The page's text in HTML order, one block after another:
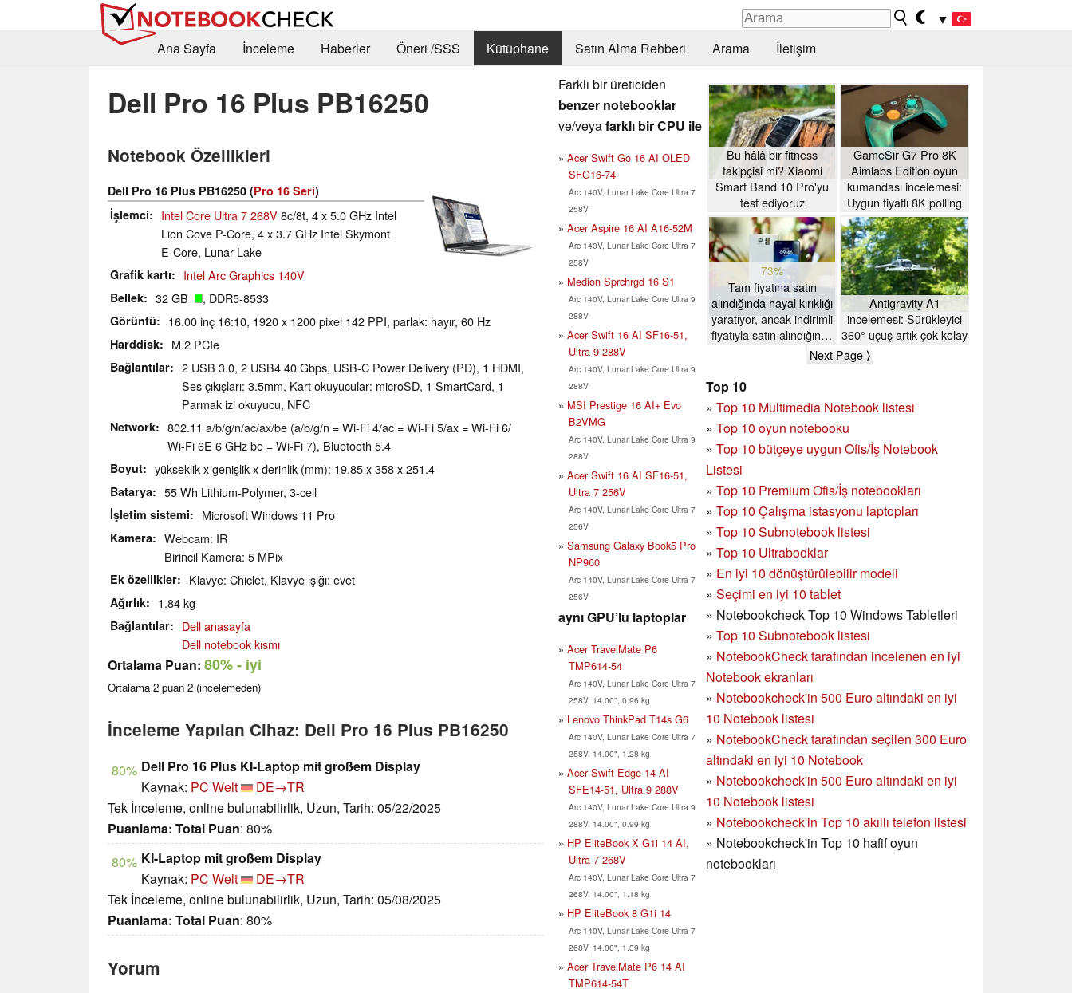
▼
Ana Sayfa
İnceleme Haberler Öneri /SSS Kütüphane Satın Alma Rehberi Arama İletişim
Dell Pro 16 Plus PB16250
Notebook Özellikleri
Dell Pro 16 Plus PB16250 (Pro 16 Seri)
İşlemci
Intel Core Ultra 7 268V8c/8t, 4 x 5.0 GHz Intel
Lion Cove P-Core, 4 x 3.7 GHz Intel Skymont
E-Core, Lunar Lake
Grafik kartı Intel Arc Graphics 140V
Bellek 32 GB , DDR5-8533
Görüntü 16.00 inç 16:10, 1920 x 1200 pixel 142 PPI, parlak: hayır, 60 Hz
Harddisk M.2 PCIe
Bağlantılar
2 USB 3.0, 2 USB4 40 Gbps, USB-C Power Delivery (PD), 1 HDMI,
Ses çıkışları: 3.5mm, Kart okuyucular: microSD, 1 SmartCard, 1
Parmak izi okuyucu, NFC
Network
802.11 a/​b/​g/​n/​ac/​ax/​be (a/b/g/n = Wi-Fi 4/ac = Wi-Fi 5/ax = Wi-Fi 6/
Wi-Fi 6E 6 GHz be = Wi-Fi 7), Bluetooth 5.4
Boyut yükseklik x genişlik x derinlik (mm): 19.85 x 358 x 251.4
Batarya 55 Wh Lithium-Polymer, 3-cell
İşletim sistemi Microsoft Windows 11 Pro
Kamera
Webcam: IR
Birincil Kamera: 5 MPix
Ek özellikler Klavye: Chiclet, Klavye ışığı: evet
Ağırlık 1.84 kg
Bağlantılar
Dell anasayfa
Dell notebook kısmı
Ortalama Puan: 80%- iyi
Ortalama 2 puan 2 (incelemeden)
İnceleme Yapılan Cihaz: Dell Pro 16 Plus PB16250
80% Dell Pro 16 Plus KI-Laptop mit großem Display
Kaynak: PC Welt
DE→TR
Tek İnceleme, online bulunabilirlik, Uzun, Tarih: 05/22/2025
Puanlama: Total Puan: 80%
80% KI-Laptop mit großem Display
Kaynak: PC Welt
DE→TR
Tek İnceleme, online bulunabilirlik, Uzun, Tarih: 05/08/2025
Puanlama: Total Puan: 80%
Yorum
Farklı bir üreticiden
benzer notebooklar
ve/veyafarklı bir CPU ile
Acer Swift Go 16 AI OLED
SFG16-74
Arc 140V, Lunar Lake Core Ultra 7
258V
Acer Aspire 16 AI A16-52M
Arc 140V, Lunar Lake Core Ultra 7
258V
Medion Sprchrgd 16 S1
Arc 140V, Lunar Lake Core Ultra 9
288V
Acer Swift 16 AI SF16-51,
Ultra 9 288V
Arc 140V, Lunar Lake Core Ultra 9
288V
MSI Prestige 16 AI+ Evo
B2VMG
Arc 140V, Lunar Lake Core Ultra 9
288V
Acer Swift 16 AI SF16-51,
Ultra 7 256V
Arc 140V, Lunar Lake Core Ultra 7
256V
Samsung Galaxy Book5 Pro
NP960
Arc 140V, Lunar Lake Core Ultra 7
256V
aynı GPU’lu laptoplar
Acer TravelMate P6
TMP614-54
Arc 140V, Lunar Lake Core Ultra 7
258V, 14.00", 0.96 kg
Lenovo ThinkPad T14s G6
Arc 140V, Lunar Lake Core Ultra 7
258V, 14.00", 1.28 kg
Acer Swift Edge 14 AI
SFE14-51, Ultra 9 288V
Arc 140V, Lunar Lake Core Ultra 9
288V, 14.00", 0.99 kg
HP EliteBook X G1i 14 AI,
Ultra 7 268V
Arc 140V, Lunar Lake Core Ultra 7
268V, 14.00", 1.18 kg
HP EliteBook 8 G1i 14
Arc 140V, Lunar Lake Core Ultra 7
268V, 14.00", 1.39 kg
Acer TravelMate P6 14 AI
TMP614-54T
Bu hâlâ bir fitness
takipçisi mi? Xiaomi
Smart Band 10 Pro'yu
test ediyoruz
GameSir G7 Pro 8K
Aimlabs Edition oyun
kumandası incelemesi:
Uygun fiyatlı 8K polling
73%
Tam fiyatına satın
alındığında hayal kırıklığı
yaratıyor, ancak indirimli
fiyatıyla satın alındığında
değer – Motorola Moto
G47 Akıllı Telefon
İncelemesi
Antigravity A1
incelemesi: Sürükleyici
360° uçuş artık çok kolay
Next Page ⟩
Top 10
» Top 10 Multimedia Notebook listesi
» Top 10 oyun notebooku
» Top 10 bütçeye uygun Ofis/İş Notebook
Listesi
» Top 10 Premium Ofis/İş notebookları
» Top 10 Çalışma istasyonu laptopları
» Top 10 Subnotebook listesi
» Top 10 Ultrabooklar
» En iyi 10 dönüştürülebilir modeli
» Seçimi en iyi 10 tablet
» Notebookcheck Top 10 Windows Tabletleri
» Top 10 Subnotebook listesi
» NotebookCheck tarafından incelenen en iyi
Notebook ekranları
» Notebookcheck'in 500 Euro altındaki en iyi
10 Notebook listesi
» NotebookCheck tarafından seçilen 300 Euro
altındaki en iyi 10 Notebook
» Notebookcheck'in 500 Euro altındaki en iyi
10 Notebook listesi
» Notebookcheck'in Top 10 akıllı telefon listesi
» Notebookcheck'in Top 10 hafif oyun
notebookları